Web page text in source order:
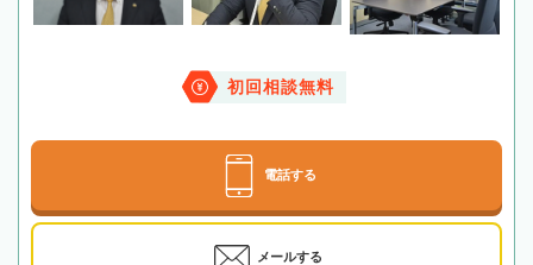
初回相談無料
電話する
メールする